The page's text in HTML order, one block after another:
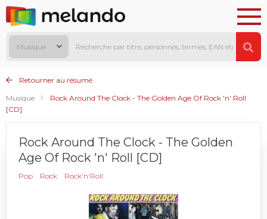
Musique
Retourner au résumé
Musique
Rock Around The Clock - The Golden Age Of Rock 'n' Roll
[CD]
Rock Around The Clock - The Golden
Age Of Rock 'n' Roll [CD]
Pop Rock Rock'n'Roll